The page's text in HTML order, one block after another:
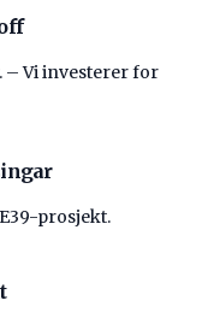
– Vi investerer for
prosjekt.